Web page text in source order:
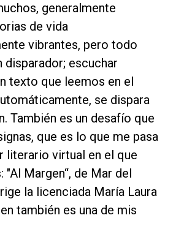
generalmente
de vida
vibrantes, pero todo
disparador; escuchar
texto que leemos en el
se dispara
También es un desafío que
que es lo que me pasa
literario virtual en el que
Margen“, de Mar del
la licenciada María Laura
también es una de mis